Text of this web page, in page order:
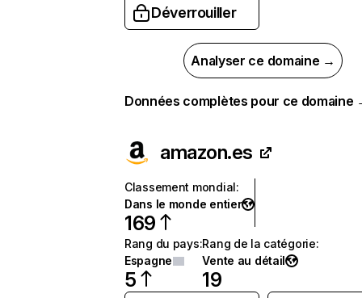
Déverrouiller
Analyser ce domaine →
Données complètes pour ce domaine
amazon.es
Classement mondial:
Dans le monde entier
169
Rang du pays:
Espagne
5
Rang de la catégorie:
Vente au détail
19